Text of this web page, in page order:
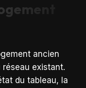
ancien
existant.
du tableau, la